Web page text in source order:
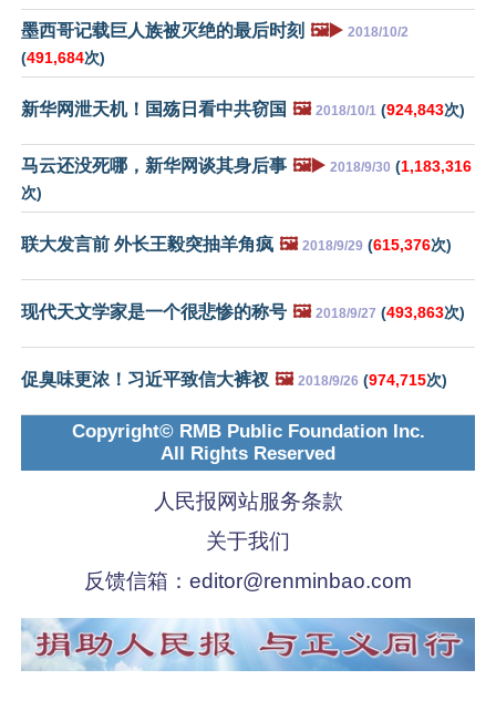
墨西哥记载巨人族被灭绝的最后时刻 🖼️▶️ 2018/10/2
(491,684次)
新华网泄天机！国殇日看中共窃国 🖼️ 2018/10/1 (924,843次)
马云还没死哪，新华网谈其身后事 🖼️▶️ 2018/9/30 (1,183,316
次)
联大发言前 外长王毅突抽羊角疯 🖼️ 2018/9/29 (615,376次)
现代天文学家是一个很悲惨的称号 🖼️ 2018/9/27 (493,863次)
促臭味更浓！习近平致信大裤衩 🖼️ 2018/9/26 (974,715次)
Copyright© RMB Public Foundation Inc.
All Rights Reserved
人民报网站服务条款
关于我们
反馈信箱： editor@renminbao.com